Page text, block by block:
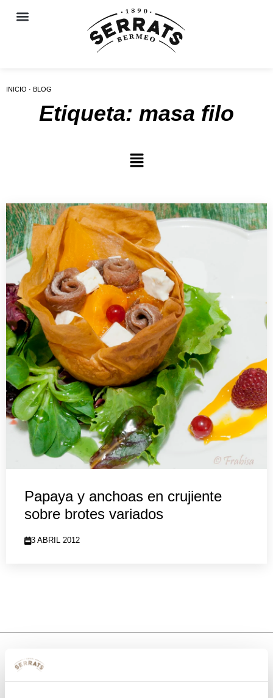
INICIO · BLOG
Etiqueta: masa filo
Papaya y anchoas en crujiente
sobre brotes variados
3 ABRIL 2012
10% de descuento